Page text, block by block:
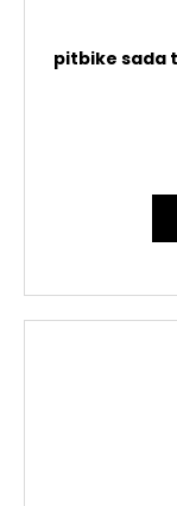
pitbike sada